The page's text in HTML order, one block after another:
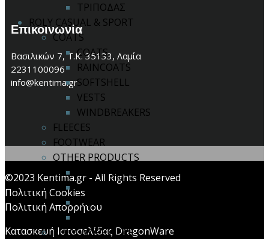
ΤΡΙΠΟΔΑΣ
ROLY CASUAL & SPORT
COATS
COATS
RAINCOATS
SOFTSHELL
VESTS
WINDBREAKERS
FLEECES
FOOTWEAR
OTHER PRODUCTS
BACKPACKS
CAPS
KIDS COLLECTION
SWIMSUITS
ROLY WORKWEAR
Επικοινωνία
Βασιλικών 7, Τ.Κ. 35133, Λαμία
2231100096
info@kentima.gr
©2023 Kentima.gr - All Rights Reserved
Πολιτική Cookies
Πολιτική Απορρήτου
Κατασκευή Ιστοσελίδας DragonWare